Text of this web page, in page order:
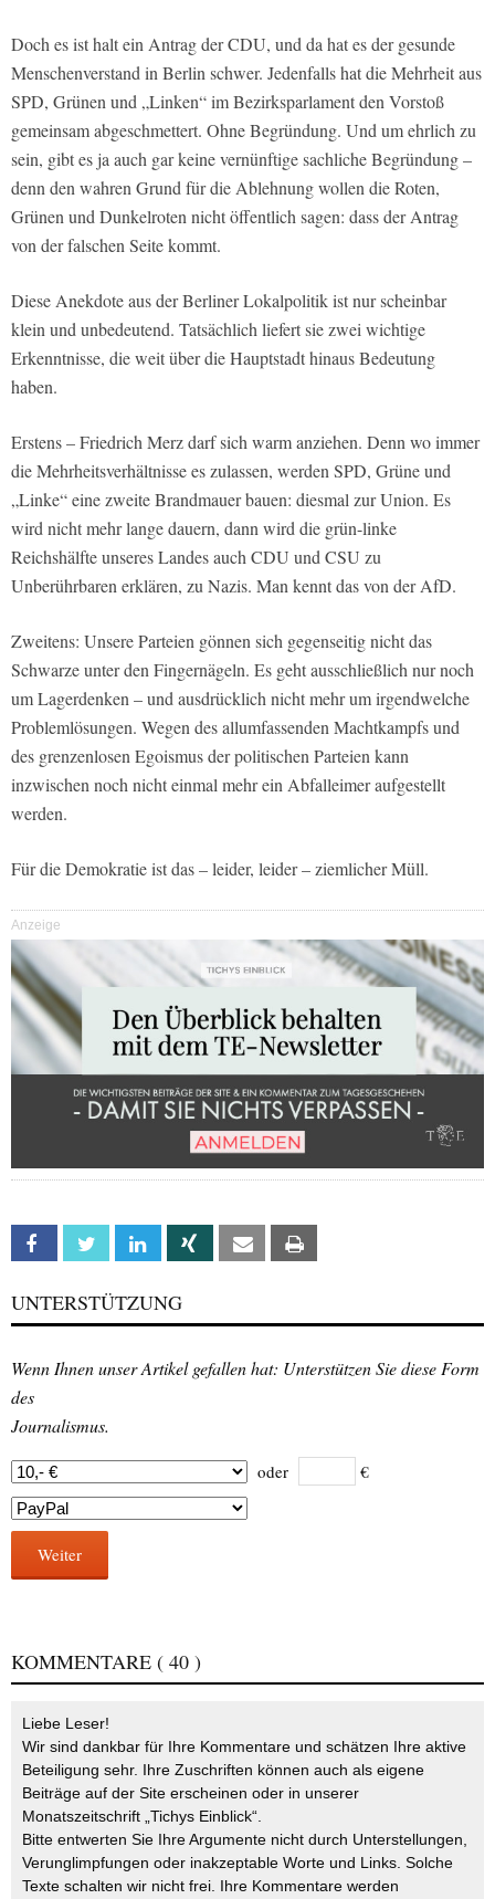
Doch es ist halt ein Antrag der CDU, und da hat es der gesunde
Menschenverstand in Berlin schwer. Jedenfalls hat die Mehrheit aus
SPD, Grünen und „Linken“ im Bezirksparlament den Vorstoß
gemeinsam abgeschmettert. Ohne Begründung. Und um ehrlich zu
sein, gibt es ja auch gar keine vernünftige sachliche Begründung –
denn den wahren Grund für die Ablehnung wollen die Roten,
Grünen und Dunkelroten nicht öffentlich sagen: dass der Antrag
von der falschen Seite kommt.
Diese Anekdote aus der Berliner Lokalpolitik ist nur scheinbar
klein und unbedeutend. Tatsächlich liefert sie zwei wichtige
Erkenntnisse, die weit über die Hauptstadt hinaus Bedeutung
haben.
Erstens – Friedrich Merz darf sich warm anziehen. Denn wo immer
die Mehrheitsverhältnisse es zulassen, werden SPD, Grüne und
„Linke“ eine zweite Brandmauer bauen: diesmal zur Union. Es
wird nicht mehr lange dauern, dann wird die grün-linke
Reichshälfte unseres Landes auch CDU und CSU zu
Unberührbaren erklären, zu Nazis. Man kennt das von der AfD.
Zweitens: Unsere Parteien gönnen sich gegenseitig nicht das
Schwarze unter den Fingernägeln. Es geht ausschließlich nur noch
um Lagerdenken – und ausdrücklich nicht mehr um irgendwelche
Problemlösungen. Wegen des allumfassenden Machtkampfs und
des grenzenlosen Egoismus der politischen Parteien kann
inzwischen noch nicht einmal mehr ein Abfalleimer aufgestellt
werden.
Für die Demokratie ist das – leider, leider – ziemlicher Müll.
Anzeige
Facebook Twitter Linkedin Xing Email
UNTERSTÜTZUNG
Wenn Ihnen unser Artikel gefallen hat: Unterstützen Sie diese Form
des
Journalismus.
oder €
Weiter
KOMMENTARE ( 40 )
Liebe Leser!
Wir sind dankbar für Ihre Kommentare und schätzen Ihre aktive
Beteiligung sehr. Ihre Zuschriften können auch als eigene
Beiträge auf der Site erscheinen oder in unserer
Monatszeitschrift „Tichys Einblick“.
Bitte entwerten Sie Ihre Argumente nicht durch Unterstellungen,
Verunglimpfungen oder inakzeptable Worte und Links. Solche
Texte schalten wir nicht frei. Ihre Kommentare werden